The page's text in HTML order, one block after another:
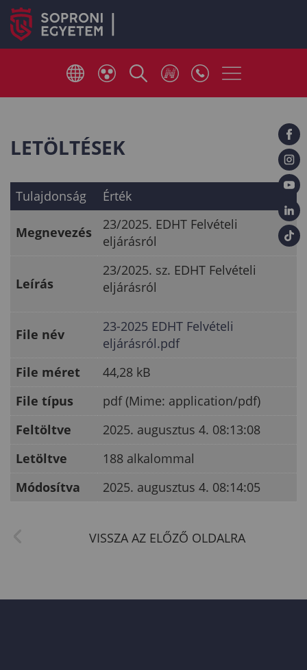
LETÖLTÉSEK
Tulajdonság Érték
Megnevezés
23/2025. EDHT Felvételi
eljárásról
Leírás
23/2025. sz. EDHT Felvételi
eljárásról
File név
23-2025 EDHT Felvételi
eljárásról.pdf
File méret
44,28 kB
File típus
pdf (Mime: application/pdf)
Feltöltve
2025. augusztus 4. 08:13:08
Letöltve
188 alkalommal
Módosítva
2025. augusztus 4. 08:14:05